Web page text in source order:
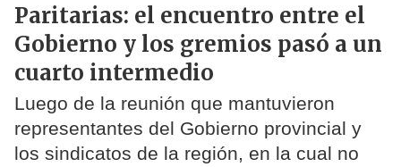
Paritarias: el encuentro entre el
Gobierno y los gremios pasó a un
cuarto intermedio
Luego de la reunión que mantuvieron
representantes del Gobierno provincial y
los sindicatos de la región, en la cual no